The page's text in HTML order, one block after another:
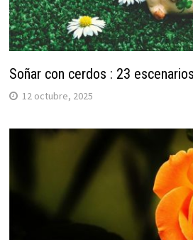
Soñar con cerdos : 23
12 octubre, 2025